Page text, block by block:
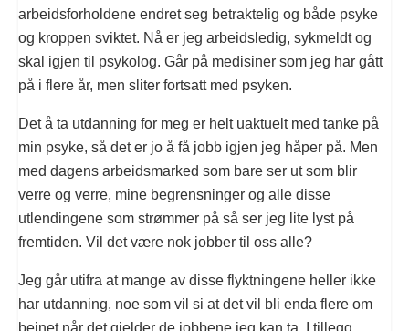
arbeidsforholdene endret seg betraktelig og både psyke
og kroppen sviktet. Nå er jeg arbeidsledig, sykmeldt og
skal igjen til psykolog. Går på medisiner som jeg har gått
på i flere år, men sliter fortsatt med psyken.
Det å ta utdanning for meg er helt uaktuelt med tanke på
min psyke, så det er jo å få jobb igjen jeg håper på. Men
med dagens arbeidsmarked som bare ser ut som blir
verre og verre, mine begrensninger og alle disse
utlendingene som strømmer på så ser jeg lite lyst på
fremtiden. Vil det være nok jobber til oss alle?
Jeg går utifra at mange av disse flyktningene heller ikke
har utdanning, noe som vil si at det vil bli enda flere om
beinet når det gjelder de jobbene jeg kan ta. I tillegg